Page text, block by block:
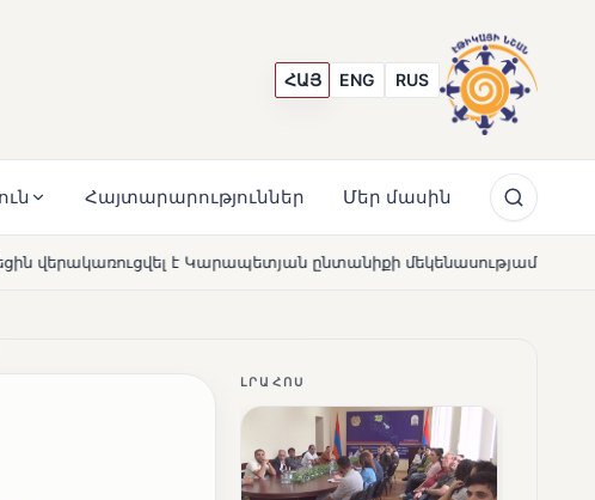
ՀԱՅ ENG RUS
Հայտարարություններ Մեր մասին
ընտանիքի մեկենասությամբ NEWS Լողավազա՞ն, թե՞
ԼՐԱՀՈՍ